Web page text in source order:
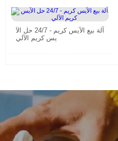
آلة بيع الآيس كريم - 24/7 حل الآ
يس كريم الآلي